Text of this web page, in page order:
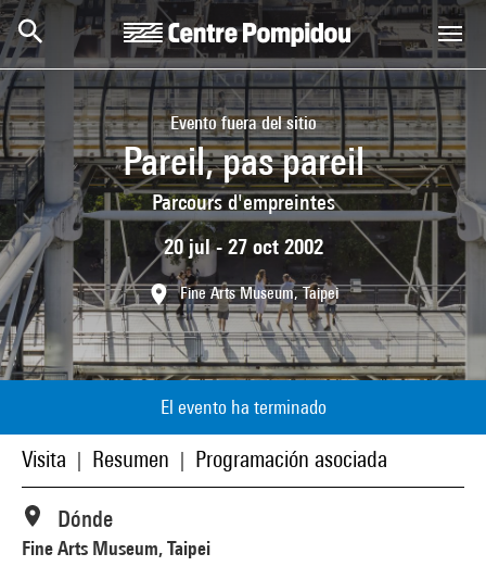
Skip to main content
Centre Pompidou
Evento fuera del sitio
Pareil, pas pareil
Parcours d'empreintes
20 jul - 27 oct 2002
Fine Arts Museum, Taipei
El evento ha terminado
Visita Resumen Programación asociada
Dónde
Fine Arts Museum, Taipei